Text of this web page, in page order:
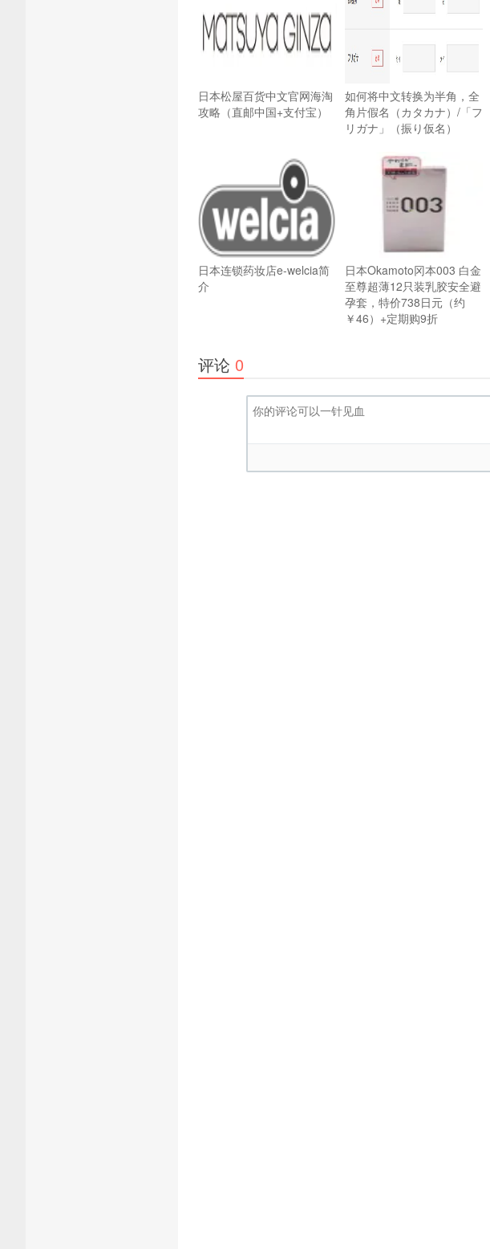
日本松屋百货中文官网海淘
攻略（直邮中国+支付宝）
如何将中文转换为半角，全
角片假名（カタカナ）/「フ
リガナ」（振り仮名）
日本连锁药妆店e-welcia简
介
日本Okamoto冈本003 白金
至尊超薄12只装乳胶安全避
孕套，特价738日元（约
￥46）+定期购9折
评论 0